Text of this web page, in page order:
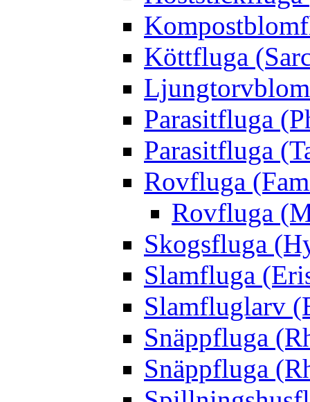
Köttfluga
Parasitfluga
Parasitfluga
Rovfluga
Rovfluga
Skogsfluga
Slamfluga
Slamfluglarv
Snäppfluga
Snäppfluga